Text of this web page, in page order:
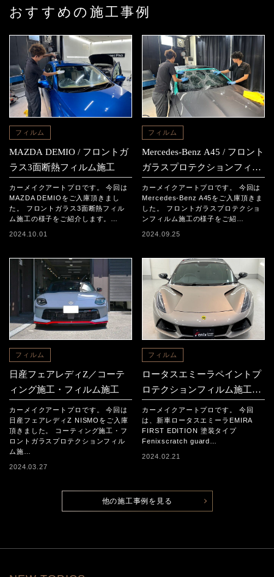
おすすめの施工事例
フィルム
MAZDA DEMIO / フロントガ
ラス3面断熱フィルム施工
カーメイクアートプロです。 今回は
MAZDA DEMIOをご入庫頂きまし
た。 フロントガラス3面断熱フィル
ム施工の様子をご紹介します。…
2024.10.01
フィルム
Mercedes-Benz A45 / フロント
ガラスプロテクションフィル
カーメイクアートプロです。 今回は
Mercedes-Benz A45をご入庫頂きま
した。 フロントガラスプロテクショ
ンフィルム施工の様子をご紹…
2024.09.25
フィルム
日産フェアレディZ／コーテ
ィング施工・フィルム施工
カーメイクアートプロです。 今回は
日産フェアレディZ NISMOをご入庫
頂きました。 コーティング施工・フ
ロントガラスプロテクションフィル
ム施…
2024.03.27
フィルム
ロータスエミーラペイントプ
ロテクションフィルム施工事
カーメイクアートプロです。 今回
は、新車ロータスエミーラEMIRA
FIRST EDITION 塗装タイプ
Fenixscratch guard…
2024.02.21
他の施工事例を見る